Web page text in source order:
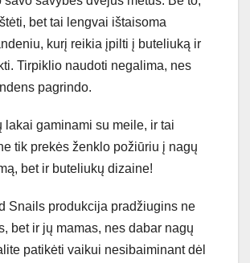
bet tai lengvai ištaisoma
kurį reikia įpilti į buteliuką ir
Tirpiklio naudoti negalima, nes
pagrindo.
lakai gaminami su meile, ir tai
tik prekės ženklo požiūriu į nagų
bet ir buteliukų dizaine!
Snails produkcija pradžiugins ne
bet ir jų mamas, nes dabar nagų
patikėti vaikui nesibaiminant dėl